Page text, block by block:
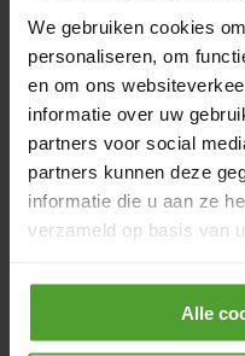
We gebruiken cookies
personaliseren, om
en om ons
informatie over uw
partners voor social
partners kunnen deze
informatie die u aan ze
verzameld op basis van
Door op de knop “Alle
u ervoor kiezen om alle
noodzakelijke cookies.
Alle
Assurances et
groupe et
toute la famille.
supplémentaire
frais
Mobilité :
transports en